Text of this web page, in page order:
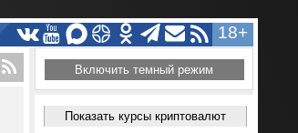
18+
Включить темный режим
Показать курсы криптовалют